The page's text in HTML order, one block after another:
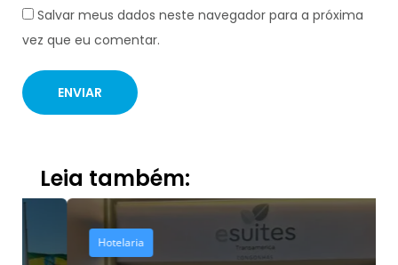
Salvar meus dados neste navegador para a próxima
vez que eu comentar.
Leia também:
Hotelaria